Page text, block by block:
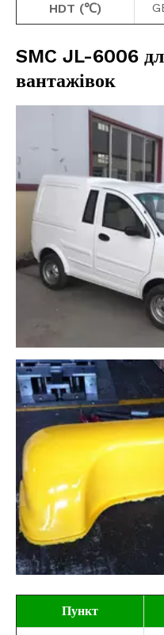
HDT (℃)
SMC JL-6006
вантажівок
Пункт